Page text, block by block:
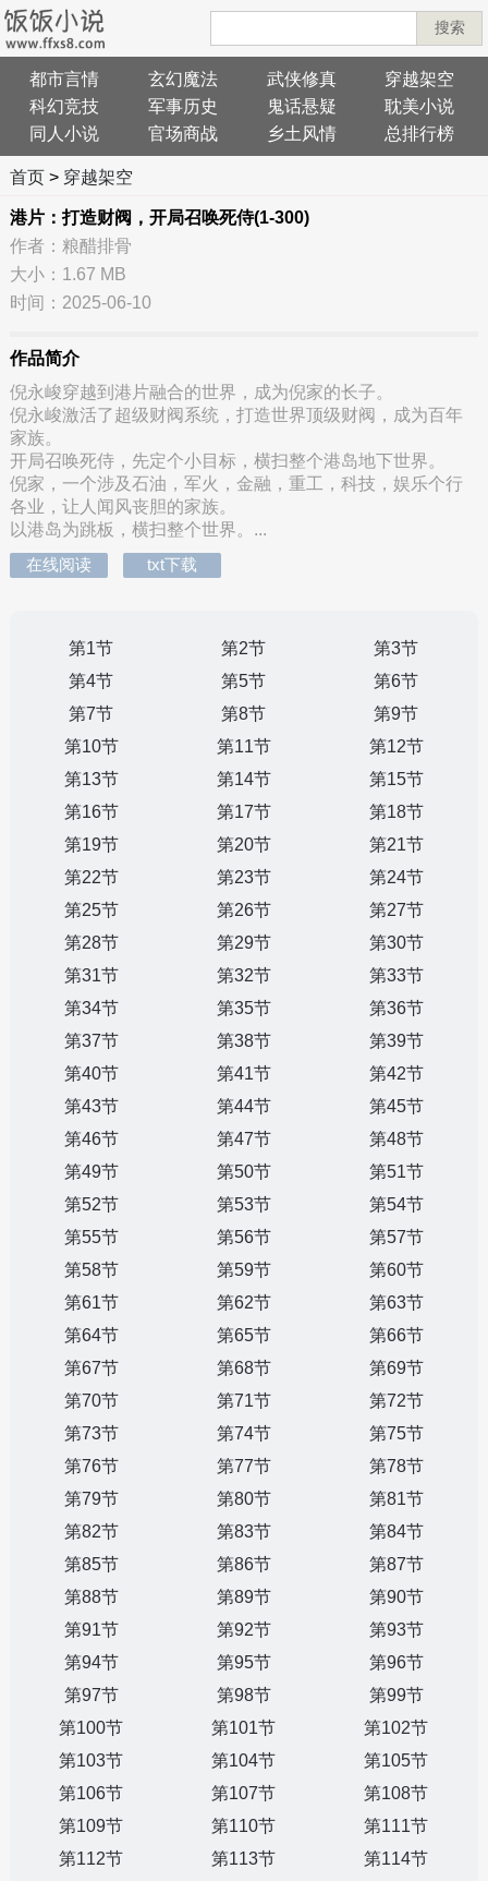
搜索
都市言情 玄幻魔法 武侠修真
穿越架空
科幻竞技
军事历史 鬼话悬疑
耽美小说
同人小说
官场商战 乡土风情 总排行榜
首页> 穿越架空
港片：打造财阀，开局召唤死侍(1-300)
作者：粮醋排骨
大小：1.67 MB
时间：2025-06-10
作品简介
倪永峻穿越到港片融合的世界，成为倪家的长子。
倪永峻激活了超级财阀系统，打造世界顶级财阀，成为百年
家族。
开局召唤死侍，先定个小目标，横扫整个港岛地下世界。
倪家，一个涉及石油，军火，金融，重工，科技，娱乐个行
各业，让人闻风丧胆的家族。
以港岛为跳板，横扫整个世界。...
在线阅读
txt下载
第1节 第2节
第3节
第4节
第5节
第6节
第7节
第8节
第9节
第10节
第11节
第12节
第13节
第14节
第15节
第16节
第17节
第18节
第19节
第20节
第21节
第22节
第23节
第24节
第25节
第26节
第27节
第28节
第29节
第30节
第31节
第32节
第33节
第34节
第35节
第36节
第37节
第38节
第39节
第40节
第41节
第42节
第43节
第44节
第45节
第46节
第47节
第48节
第49节
第50节
第51节
第52节
第53节
第54节
第55节
第56节
第57节
第58节
第59节
第60节
第61节
第62节
第63节
第64节
第65节
第66节
第67节
第68节
第69节
第70节
第71节
第72节
第73节
第74节
第75节
第76节
第77节
第78节
第79节
第80节
第81节
第82节
第83节
第84节
第85节
第86节
第87节
第88节
第89节
第90节
第91节
第92节
第93节
第94节
第95节
第96节
第97节
第98节
第99节
第100节
第101节
第102节
第103节
第104节
第105节
第106节
第107节
第108节
第109节
第110节
第111节
第112节
第113节
第114节